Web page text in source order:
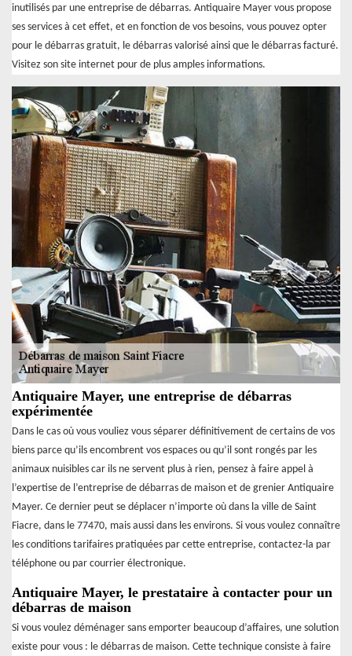
inutilisés par une entreprise de débarras. Antiquaire Mayer vous propose
ses services à cet effet, et en fonction de vos besoins, vous pouvez opter
pour le débarras gratuit, le débarras valorisé ainsi que le débarras facturé.
Visitez son site internet pour de plus amples informations.
Antiquaire Mayer, une entreprise de débarras
expérimentée
Dans le cas où vous vouliez vous séparer définitivement de certains de vos
biens parce qu’ils encombrent vos espaces ou qu’il sont rongés par les
animaux nuisibles car ils ne servent plus à rien, pensez à faire appel à
l’expertise de l’entreprise de débarras de maison et de grenier Antiquaire
Mayer. Ce dernier peut se déplacer n’importe où dans la ville de Saint
Fiacre, dans le 77470, mais aussi dans les environs. Si vous voulez connaître
les conditions tarifaires pratiquées par cette entreprise, contactez-la par
téléphone ou par courrier électronique.
Antiquaire Mayer, le prestataire à contacter pour un
débarras de maison
Si vous voulez déménager sans emporter beaucoup d’affaires, une solution
existe pour vous : le débarras de maison. Cette technique consiste à faire